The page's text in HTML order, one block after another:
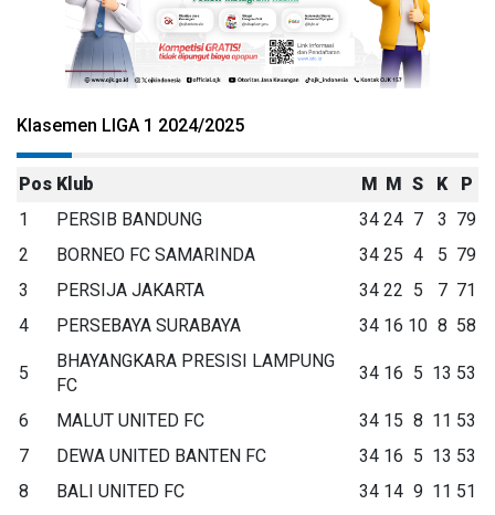
Klasemen LIGA 1 2024/2025
Pos Klub M M S K
P
1
PERSIB BANDUNG 34 24 7 3 79
2
BORNEO FC SAMARINDA 34 25 4 5 79
3
PERSIJA JAKARTA 34 22 5 7 71
4
PERSEBAYA SURABAYA 34 16 10 8 58
5
BHAYANGKARA PRESISI LAMPUNG
FC
34 16 5 13 53
6 MALUT UNITED FC 34 15 8 11 53
7
DEWA UNITED BANTEN FC 34 16 5 13 53
8
BALI UNITED FC 34 14 9 11 51